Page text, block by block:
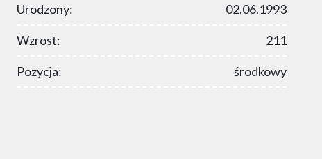
Urodzony: 02.06.1993
Wzrost: 211
Pozycja: środkowy